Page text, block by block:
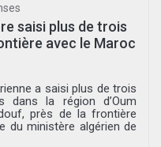
saisi plus de trois
avec le Maroc
a saisi plus de trois
dans la région d’Oum
près de la frontière
du ministère algérien de